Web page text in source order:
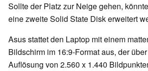
Sollte der Platz zur Neige gehen,
eine zweite Solid State Disk erweitert
Asus stattet den Laptop mit einem
Bildschirm im 16:9-Format aus, der
Auflösung von 2.560 x 1.440